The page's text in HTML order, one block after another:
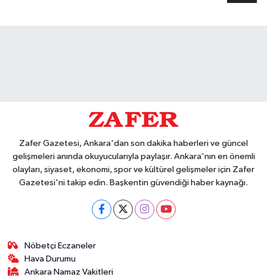
Zafer Gazetesi, Ankara'dan son dakika haberleri ve güncel
gelişmeleri anında okuyucularıyla paylaşır. Ankara'nın en önemli
olayları, siyaset, ekonomi, spor ve kültürel gelişmeler için Zafer
Gazetesi'ni takip edin. Başkentin güvendiği haber kaynağı.
Nöbetçi Eczaneler
Hava Durumu
Ankara Namaz Vakitleri